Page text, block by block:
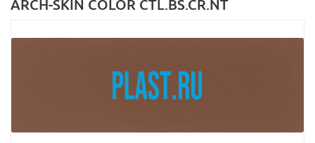
ARCH-SKIN COLOR CTL.BS.CR.NT